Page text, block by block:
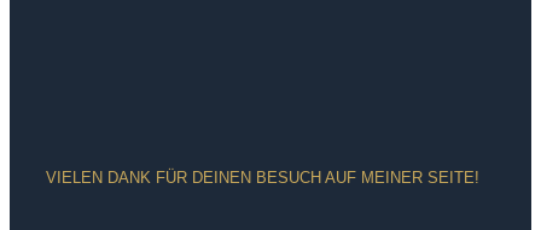
VIELEN DANK FÜR DEINEN BESUCH AUF MEINER SEITE!